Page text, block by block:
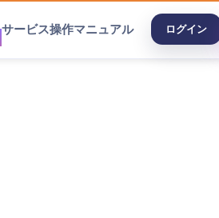
サービス操作マニュアル ログイン